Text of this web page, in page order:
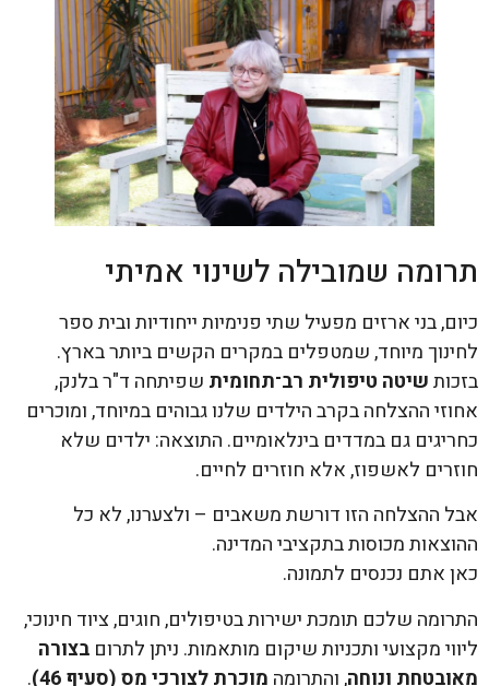
תרומה שמובילה לשינוי אמיתי
כיום, בני ארזים מפעיל שתי פנימיות ייחודיות ובית ספר
לחינוך מיוחד, שמטפלים במקרים הקשים ביותר בארץ.
בזכותשיטה טיפולית רב־תחומית שפיתחה ד"ר בלנק,
אחוזי ההצלחה בקרב הילדים שלנו גבוהים במיוחד, ומוכרים
כחריגים גם במדדים בינלאומיים. התוצאה: ילדים שלא
חוזרים לאשפוז, אלא חוזרים לחיים.
אבל ההצלחה הזו דורשת משאבים – ולצערנו, לא כל
ההוצאות מכוסות בתקציבי המדינה.
כאן אתם נכנסים לתמונה.
התרומה שלכם תומכת ישירות בטיפולים, חוגים, ציוד חינוכי,
ליווי מקצועי ותכניות שיקום מותאמות. ניתן לתרום בצורה
מאובטחת ונוחה, והתרומה מוכרת לצורכי מס (סעיף 46) .